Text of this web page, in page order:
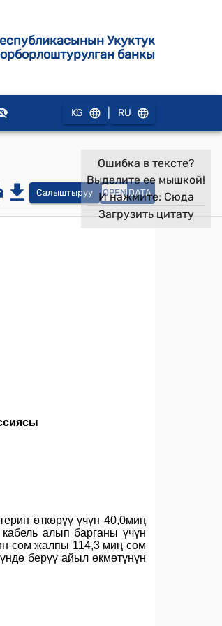
Укуктук
банкы
KG RU
Салыштыруу OPEN DATA
Ошибка в тексте?
Выделите ее мышкой!
И нажмите: Сюда
Загрузить цитату